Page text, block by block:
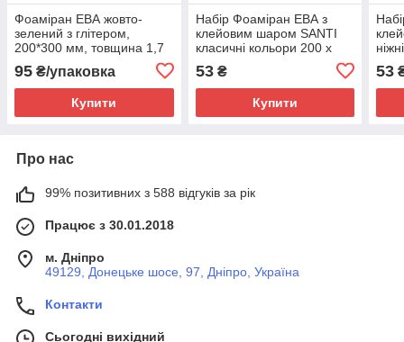
Фоаміран ЕВА жовто-
зелений з глітером,
200*300 мм, товщина 1,7
95 ₴/упаковка
Купити
Набір Фоаміран ЕВА з
клейовим шаром SANTI
класичні кольори 200 х
300 мм товщина 1,7 мм 5
кольорів
53₴
Купити
53
Про нас
99% позитивних з 588 відгуків за рік
Працює з 30.01.2018
м. Дніпро
49129, Донецьке шосе, 97, Дніпро, Україна
Контакти
Сьогодні вихідний